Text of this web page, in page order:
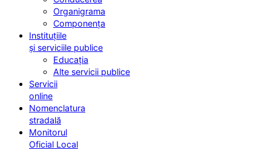
Organigrama
Componența
Instituțiile
și serviciile publice
Educația
Alte servicii publice
Servicii
online
Nomenclatura
stradală
Monitorul
Oficial Local